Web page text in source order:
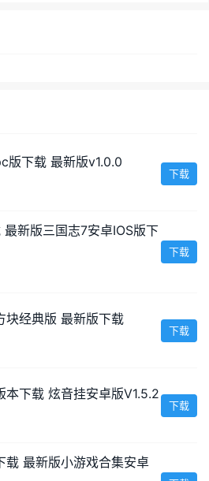
版下载 最新版v1.0.0
下载
最新版三国志7安卓IOS版下
下载
块经典版 最新版下载
下载
本下载 炫音挂安卓版V1.5.2
下载
载 最新版小游戏合集安卓